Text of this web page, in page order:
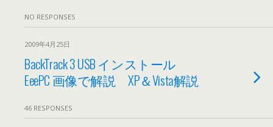
NO RESPONSES
2009年4月25日
BackTrack 3 USB インストール
EeePC 画像で解説 XP＆Vista解説
46 RESPONSES